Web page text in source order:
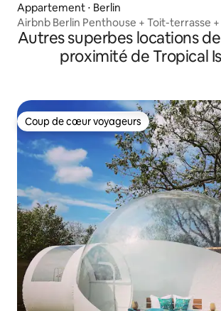
Appartement ⋅ Berlin
Airbnb Berlin Penthouse + Toit-terrasse +
Autres superbes locations
proximité de Tropical
Coup de cœur voyageurs
Coup de cœur voyageurs